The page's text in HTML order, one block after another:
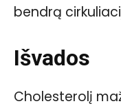
bendrą
Išvados
Cholesterolį